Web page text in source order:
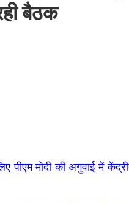
बैठक
पीएम मोदी की अगुवाई में